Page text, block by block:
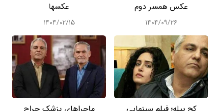
عکس همسر دوم
۱۴۰۴/۰۹/۲۶
عکسها
۱۴۰۴/۰۲/۱۵